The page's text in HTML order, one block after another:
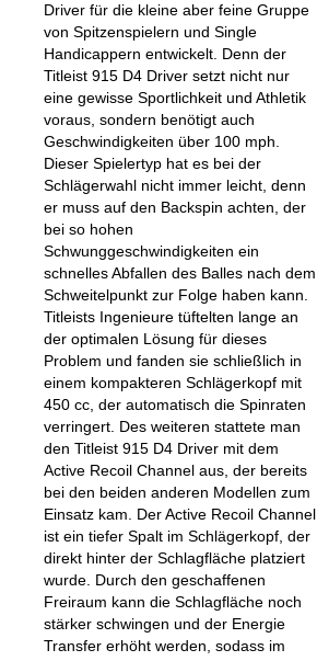
Driver für die kleine aber feine Gruppe
von Spitzenspielern und Single
Handicappern entwickelt. Denn der
Titleist 915 D4 Driver setzt nicht nur
eine gewisse Sportlichkeit und Athletik
voraus, sondern benötigt auch
Geschwindigkeiten über 100 mph.
Dieser Spielertyp hat es bei der
Schlägerwahl nicht immer leicht, denn
er muss auf den Backspin achten, der
bei so hohen
Schwunggeschwindigkeiten ein
schnelles Abfallen des Balles nach dem
Schweitelpunkt zur Folge haben kann.
Titleists Ingenieure tüftelten lange an
der optimalen Lösung für dieses
Problem und fanden sie schließlich in
einem kompakteren Schlägerkopf mit
450 cc, der automatisch die Spinraten
verringert. Des weiteren stattete man
den Titleist 915 D4 Driver mit dem
Active Recoil Channel aus, der bereits
bei den beiden anderen Modellen zum
Einsatz kam. Der Active Recoil Channel
ist ein tiefer Spalt im Schlägerkopf, der
direkt hinter der Schlagfläche platziert
wurde. Durch den geschaffenen
Freiraum kann die Schlagfläche noch
stärker schwingen und der Energie
Transfer erhöht werden, sodass im